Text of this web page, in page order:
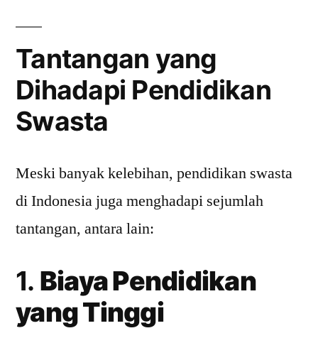
Tantangan yang
Dihadapi Pendidikan
Swasta
Meski banyak kelebihan, pendidikan swasta
di Indonesia juga menghadapi sejumlah
tantangan, antara lain:
1. Biaya Pendidikan
yang Tinggi